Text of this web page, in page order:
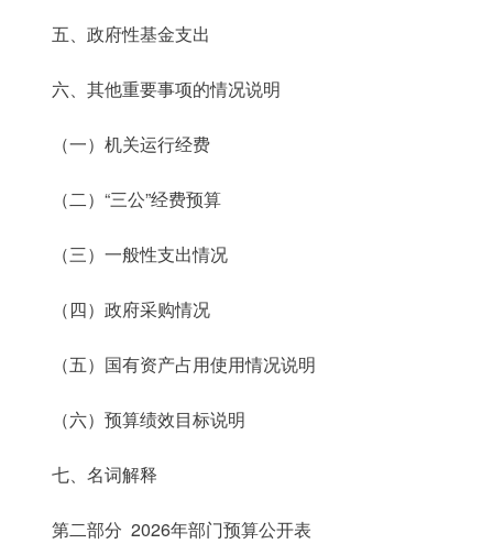
五、政府性基金支出
六、其他重要事项的情况说明
（一）机关运行经费
（二）“三公”经费预算
（三）一般性支出情况
（四）政府采购情况
（五）国有资产占用使用情况说明
（六）预算绩效目标说明
七、名词解释
第二部分 2026年部门预算公开表